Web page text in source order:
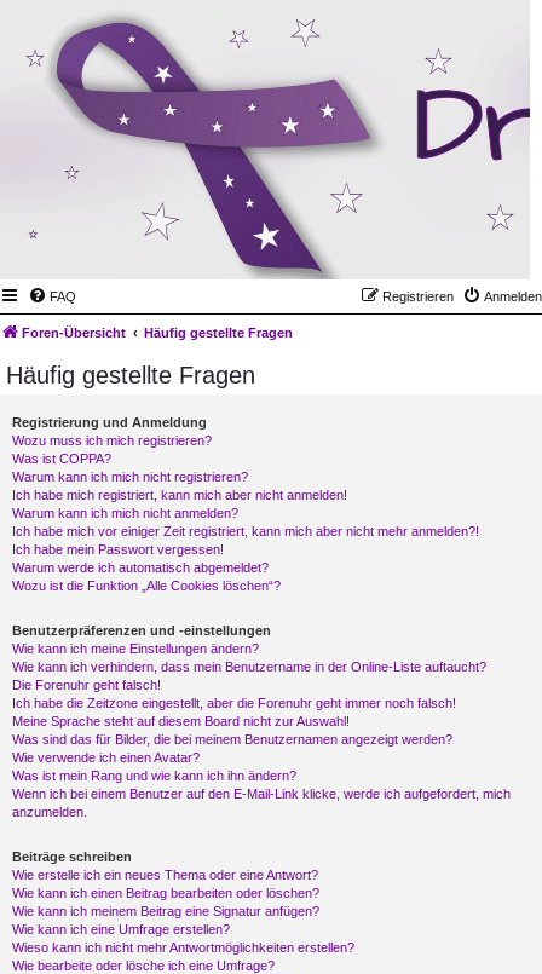
FAQ Anmelden
Registrieren
Foren-Übersicht Häufig gestellte Fragen
Häufig gestellte Fragen
Registrierung und Anmeldung
Wozu muss ich mich registrieren?
Was ist COPPA?
Warum kann ich mich nicht registrieren?
Ich habe mich registriert, kann mich aber nicht anmelden!
Warum kann ich mich nicht anmelden?
Ich habe mich vor einiger Zeit registriert, kann mich aber nicht mehr anmelden?!
Ich habe mein Passwort vergessen!
Warum werde ich automatisch abgemeldet?
Wozu ist die Funktion „Alle Cookies löschen“?
Benutzerpräferenzen und -einstellungen
Wie kann ich meine Einstellungen ändern?
Wie kann ich verhindern, dass mein Benutzername in der Online-Liste auftaucht?
Die Forenuhr geht falsch!
Ich habe die Zeitzone eingestellt, aber die Forenuhr geht immer noch falsch!
Meine Sprache steht auf diesem Board nicht zur Auswahl!
Was sind das für Bilder, die bei meinem Benutzernamen angezeigt werden?
Wie verwende ich einen Avatar?
Was ist mein Rang und wie kann ich ihn ändern?
Wenn ich bei einem Benutzer auf den E-Mail-Link klicke, werde ich aufgefordert, mich
anzumelden.
Beiträge schreiben
Wie erstelle ich ein neues Thema oder eine Antwort?
Wie kann ich einen Beitrag bearbeiten oder löschen?
Wie kann ich meinem Beitrag eine Signatur anfügen?
Wie kann ich eine Umfrage erstellen?
Wieso kann ich nicht mehr Antwortmöglichkeiten erstellen?
Wie bearbeite oder lösche ich eine Umfrage?